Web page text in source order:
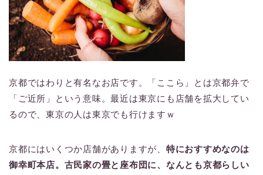
京都ではわりと有名なお店です。「ここら」とは京都弁で
「ご近所」という意味。最近は東京にも店舗を拡大してい
るので、東京の人は東京でも行けますｗ
京都にはいくつか店舗がありますが、 特におすすめなのは
御幸町本店。古民家の畳と座布団に、なんとも京都らしい